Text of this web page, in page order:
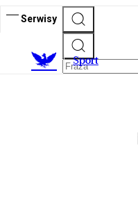
Serwisy
Sport